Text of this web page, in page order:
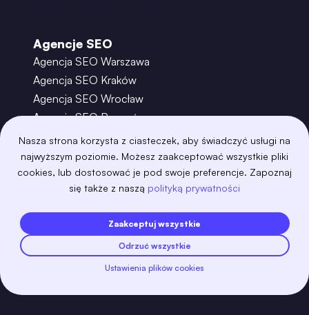
Nasza strona korzysta z ciasteczek, aby świadczyć usługi na
najwyższym poziomie. Możesz zaakceptować wszystkie pliki
cookies, lub dostosować je pod swoje preferencje. Zapoznaj
się także z naszą polityką prywatności
Zaakceptuj wszystkie
Odrzuć wszystkie
Ustawienia plików cookies
Agencje SEO
Agencja SEO Warszawa
Agencja SEO Kraków
Agencja SEO Wrocław
Agencja SEO Poznań
Agencja SEO Gdańsk
Agencja SEO Toruń
aws-amplify
aws-cloudfront
aws-lambda
axios azure